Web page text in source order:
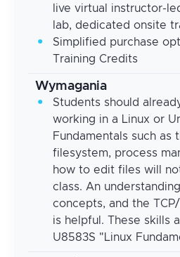
live virtual instructor-
lab, dedicated onsite
Simplified purchase
Training Credits
Wymagania
Students should
working in a Linux or
Fundamentals such as
filesystem, process
how to edit files will
class. An
concepts, and the
is helpful. These skills
U8583S "Linux